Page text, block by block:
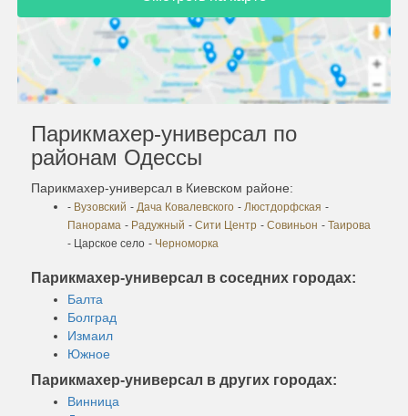
Парикмахер-универсал по
районам Одессы
Парикмахер-универсал в Киевском районе:
- Вузовский - Дача Ковалевского - Люстдорфская -
Панорама - Радужный - Сити Центр - Совиньон - Таирова
- Царское село - Черноморка
Парикмахер-универсал в соседних городах:
Балта
Болград
Измаил
Южное
Парикмахер-универсал в других городах:
Винница